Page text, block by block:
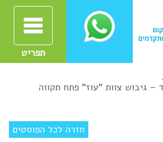
תפריט
גיבוש צוות "עוז" פתח תקווה
חזרה לכל הפוסטים